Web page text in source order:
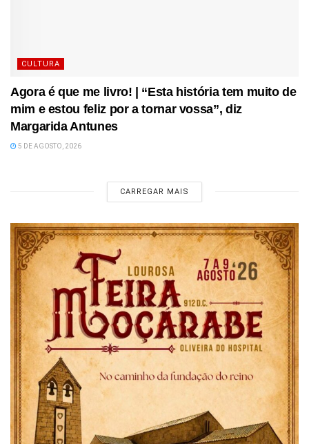
CULTURA
Agora é que me livro! | “Esta história tem muito de
mim e estou feliz por a tornar vossa”, diz
Margarida Antunes
5 DE AGOSTO, 2026
CARREGAR MAIS